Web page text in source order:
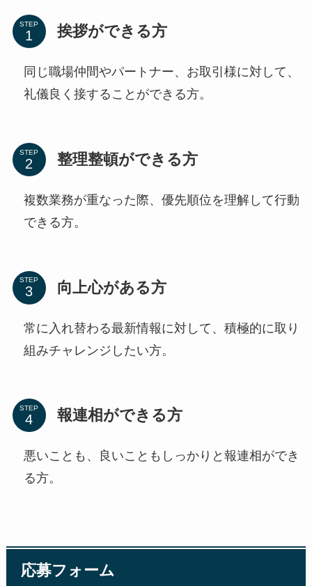
STEP 挨拶ができる方
同じ職場仲間やパートナー、お取引様に対して、
礼儀良く接することができる方。
STEP 整理整頓ができる方
複数業務が重なった際、優先順位を理解して行動
できる方。
STEP 向上心がある方
常に入れ替わる最新情報に対して、積極的に取り
組みチャレンジしたい方。
STEP 報連相ができる方
悪いことも、良いこともしっかりと報連相ができ
る方。
応募フォーム